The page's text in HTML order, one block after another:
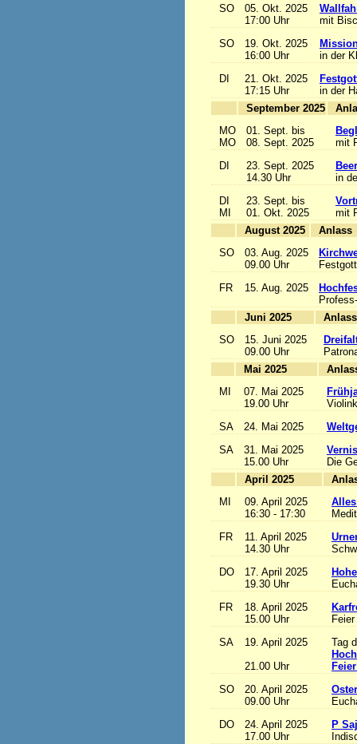
SO
05. Okt. 2025
17:00 Uhr
mit
SO
19. Okt. 2025
16:00 Uhr
in der
DI
21. Okt. 2025
17:15 Uhr
in der
September 2025
MO
MO
01. Sept. bis
08. Sept. 2025
mit
DI
23. Sept. 2025
14.30 Uhr
in
DI
MI
23. Sept. bis
01. Okt. 2025
mit
August 2025
SO
03. Aug. 2025
09.00 Uhr
FR
15. Aug. 2025
Juni 2025
SO
15. Juni 2025
09.00 Uhr
Mai 2025
MI
07. Mai 2025
19.00 Uhr
SA
24. Mai 2025
SA
31. Mai 2025
15.00 Uhr
Die
April 2025
MI
09. April 2025
16:30 - 17:30
FR
11. April 2025
14.30 Uhr
DO
17. April 2025
19.30 Uhr
FR
18. April 2025
15.00 Uhr
SA
19. April 2025
21.00 Uhr
Tag
SO
20. April 2025
09.00 Uhr
DO
24. April 2025
17.00 Uhr
P